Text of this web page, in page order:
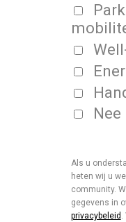
Als u
heten wij u
community.
gegevens in
privacybeleid .